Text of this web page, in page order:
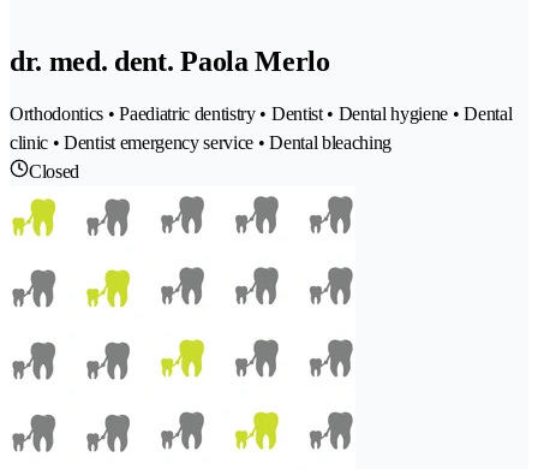
dr. med. dent. Paola Merlo
Orthodontics • Paediatric dentistry • Dentist • Dental hygiene • Dental
clinic • Dentist emergency service • Dental bleaching
Closed